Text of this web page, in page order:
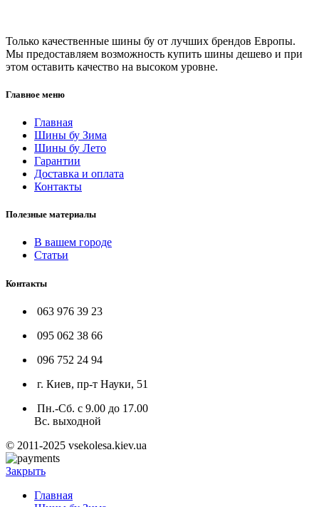
Только качественные шины бу от лучших брендов Европы.
Мы предоставляем возможность купить шины дешево и при
этом оставить качество на высоком уровне.
Главное меню
Главная
Шины бу Зима
Шины бу Лето
Гарантии
Доставка и оплата
Контакты
Полезные материалы
В вашем городе
Статьи
Контакты
063 976 39 23
095 062 38 66
096 752 24 94
г. Киев, пр-т Науки, 51
Пн.-Сб. с 9.00 до 17.00
Вс. выходной
© 2011-2025 vsekolesa.kiev.ua
Закрыть
Главная